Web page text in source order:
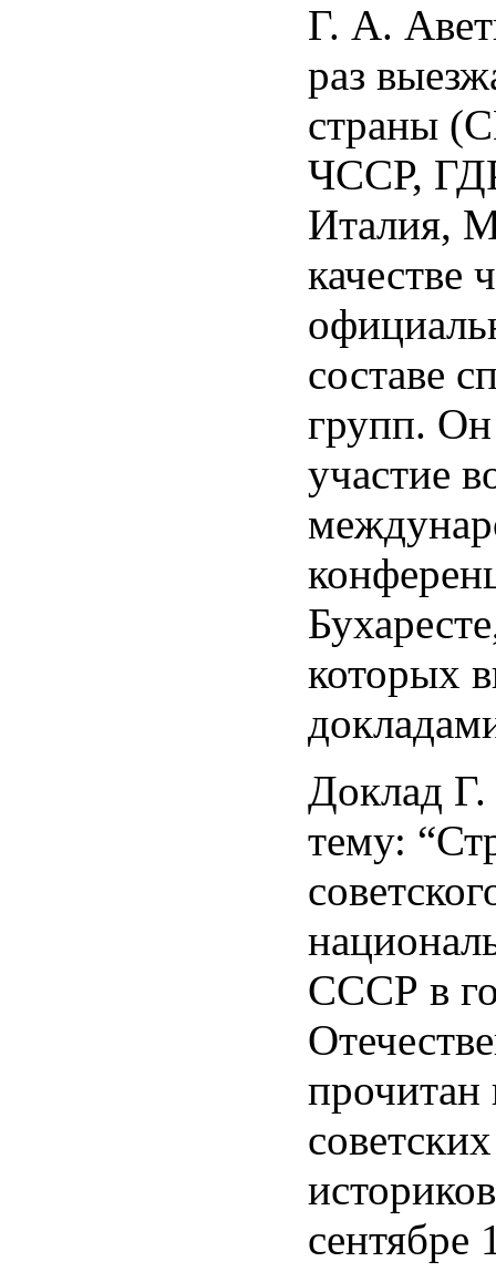
Г. А.
раз
страны
ЧССР,
Италия,
качестве
составе
групп.
участие
которых
Доклад
тему:
СССР в
прочитан
сентябре